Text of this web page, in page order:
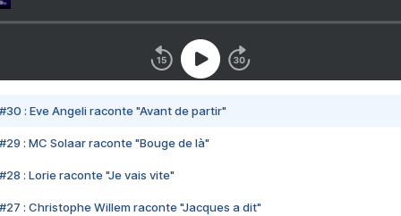
#30 : Eve Angeli raconte "Avant de partir"
#29 : MC Solaar raconte "Bouge de là"
#28 : Lorie raconte "Je vais vite"
#27 : Christophe Willem raconte "Jacques a dit"